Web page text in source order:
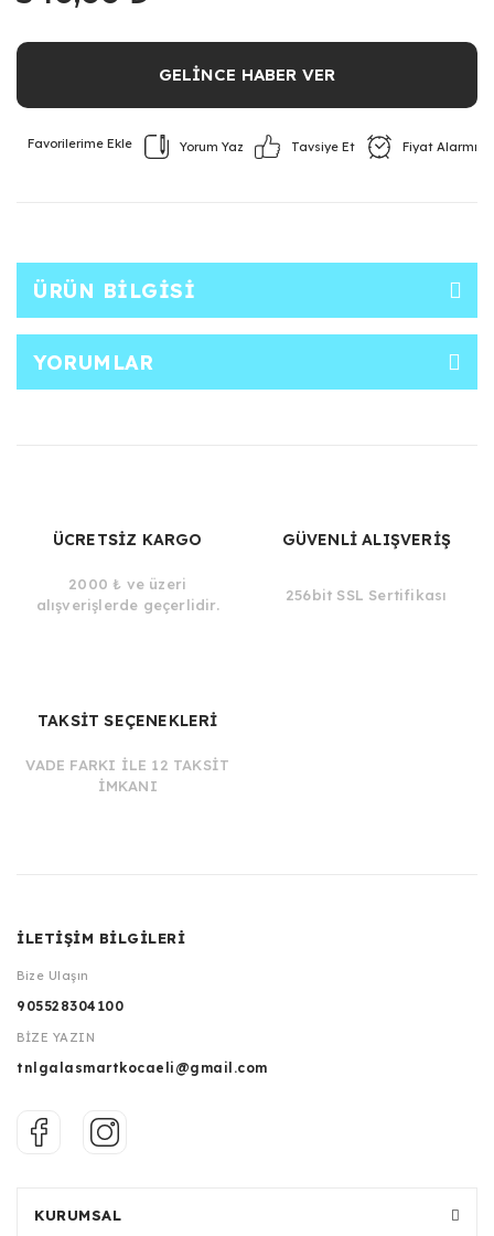
GELİNCE HABER VER
Yorum Yaz Tavsiye Et Fiyat Alarmı
ÜRÜN BILGISI
YORUMLAR
ÜCRETSİZ KARGO
2000 ₺ ve üzeri
alışverişlerde geçerlidir.
GÜVENLİ ALIŞVERİŞ
256bit SSL Sertifikası
TAKSİT SEÇENEKLERİ
VADE FARKI İLE 12 TAKSİT
İMKANI
İLETİŞİM BİLGİLERİ
Bize Ulaşın
905528304100
BİZE YAZIN
tnlgalasmartkocaeli@gmail.com
KURUMSAL